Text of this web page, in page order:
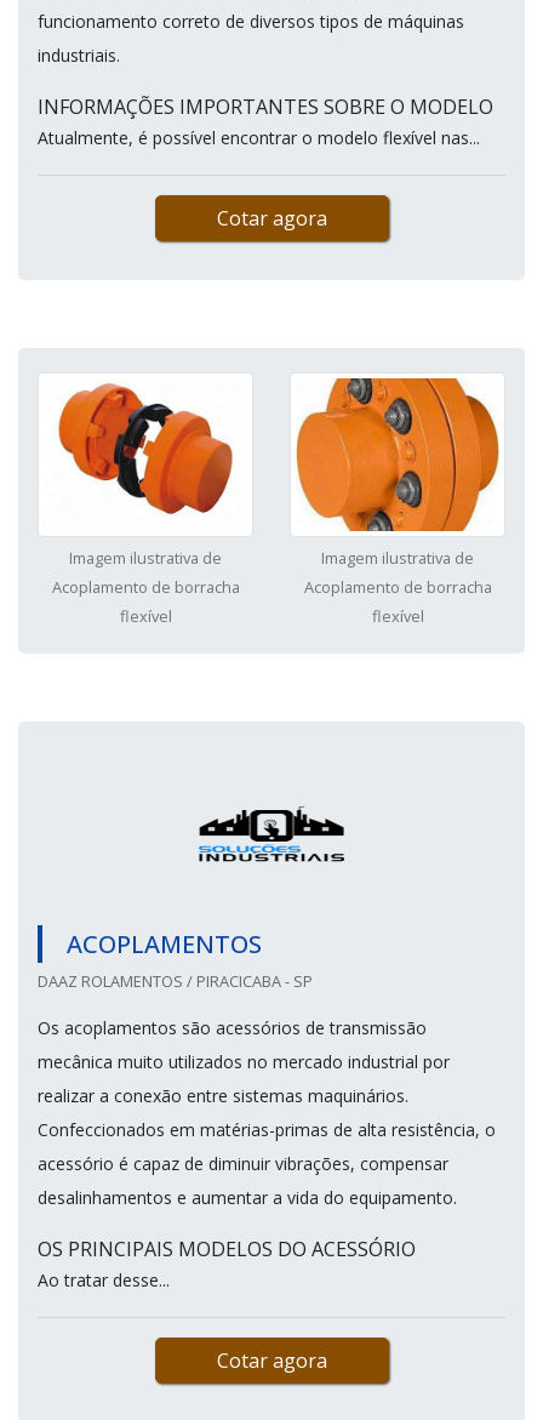
funcionamento correto de diversos tipos de máquinas
industriais.
INFORMAÇÕES IMPORTANTES SOBRE O MODELO
Atualmente, é possível encontrar o modelo flexível nas...
Cotar agora
Imagem ilustrativa de
Acoplamento de borracha
flexível
Imagem ilustrativa de
Acoplamento de borracha
flexível
ACOPLAMENTOS
DAAZ ROLAMENTOS / PIRACICABA - SP
Os acoplamentos são acessórios de transmissão
mecânica muito utilizados no mercado industrial por
realizar a conexão entre sistemas maquinários.
Confeccionados em matérias-primas de alta resistência, o
acessório é capaz de diminuir vibrações, compensar
desalinhamentos e aumentar a vida do equipamento.
OS PRINCIPAIS MODELOS DO ACESSÓRIO
Ao tratar desse...
Cotar agora